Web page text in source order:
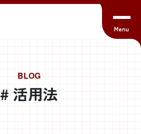
BLOG
# 活用法